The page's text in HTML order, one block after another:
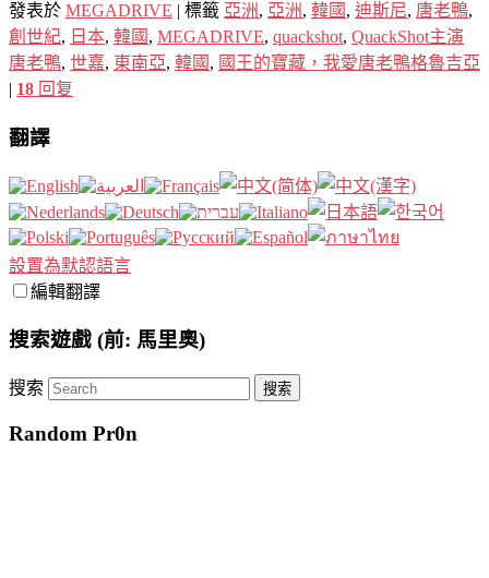
發表於 MEGADRIVE | 標籤 亞洲, 亞洲, 韓國 , 迪斯尼, 唐老鴨,
創世紀, 日本, 韓國 , MEGADRIVE, quackshot, QuackShot主演
唐老鴨, 世嘉, 東南亞, 韓國 , 國王的寶藏，我愛唐老鴨格魯吉亞
| 18 回复
翻譯
設置為默認語言
編輯翻譯
搜索遊戲 (前: 馬里奧)
搜索
Random Pr0n